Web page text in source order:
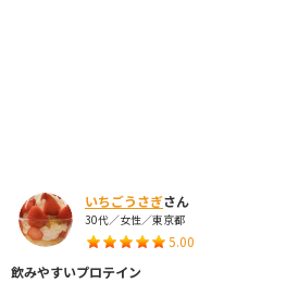
いちごうさぎさん
30代／女性／東京都
5.00
飲みやすいプロテイン